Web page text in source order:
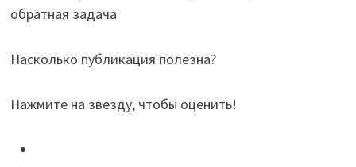
обратная задача
Насколько публикация полезна?
Нажмите на звезду, чтобы оценить!